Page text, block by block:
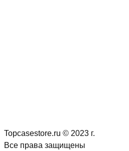
Topcasestore.ru © 2023 г.
Все права защищены